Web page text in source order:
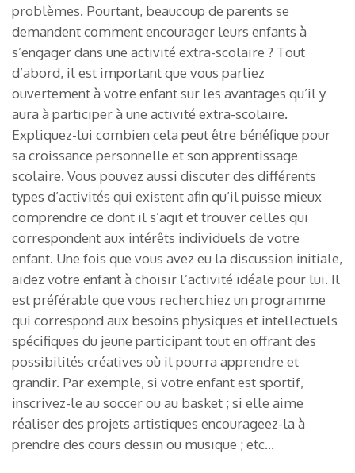
problèmes. Pourtant, beaucoup de parents se
demandent comment encourager leurs enfants à
s’engager dans une activité extra-scolaire ? Tout
d’abord, il est important que vous parliez
ouvertement à votre enfant sur les avantages qu’il y
aura à participer à une activité extra-scolaire.
Expliquez-lui combien cela peut être bénéfique pour
sa croissance personnelle et son apprentissage
scolaire. Vous pouvez aussi discuter des différents
types d’activités qui existent afin qu’il puisse mieux
comprendre ce dont il s’agit et trouver celles qui
correspondent aux intérêts individuels de votre
enfant. Une fois que vous avez eu la discussion initiale,
aidez votre enfant à choisir l’activité idéale pour lui. Il
est préférable que vous recherchiez un programme
qui correspond aux besoins physiques et intellectuels
spécifiques du jeune participant tout en offrant des
possibilités créatives où il pourra apprendre et
grandir. Par exemple, si votre enfant est sportif,
inscrivez-le au soccer ou au basket ; si elle aime
réaliser des projets artistiques encourageez-la à
prendre des cours dessin ou musique ; etc…